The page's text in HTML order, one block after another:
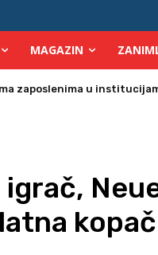
MAGAZIN
otiskom prsta, a glasovi